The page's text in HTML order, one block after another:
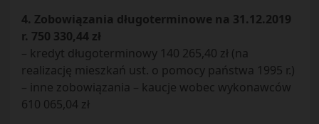
4. Zobowiązania długoterminowe na 31.12.2019
r. 750 330,44 zł
– kredyt długoterminowy 140 265,40 zł (na
realizację mieszkań ust. o pomocy państwa 1995 r.)
– inne zobowiązania – kaucje wobec wykonawców
610 065,04 zł